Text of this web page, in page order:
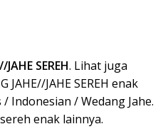
SEREH. Lihat juga
JAHE SEREH enak
Indonesian / Wedang Jahe.
enak lainnya.